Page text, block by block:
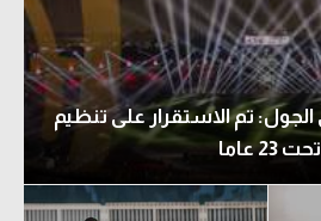
تم الاستقرار على تنظيم
عاما